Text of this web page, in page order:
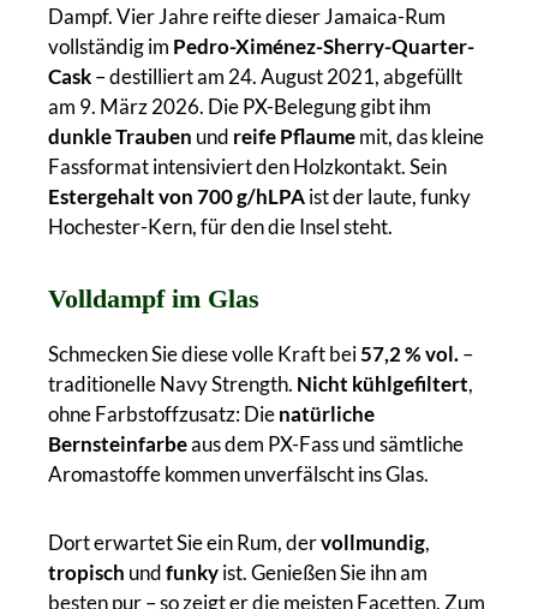
Dampf. Vier Jahre reifte dieser Jamaica-Rum
vollständig im Pedro-Ximénez-Sherry-Quarter-
Cask– destilliert am 24. August 2021, abgefüllt
am 9. März 2026. Die PX-Belegung gibt ihm
dunkle Trauben und reife Pflaumemit, das kleine
Fassformat intensiviert den Holzkontakt. Sein
Estergehalt von 700 g/hLPAist der laute, funky
Hochester-Kern, für den die Insel steht.
Volldampf im Glas
Schmecken Sie diese volle Kraft bei57,2 % vol.–
traditionelle Navy Strength. Nicht kühlgefiltert,
ohne Farbstoffzusatz: Dienatürliche
Bernsteinfarbeaus dem PX-Fass und sämtliche
Aromastoffe kommen unverfälscht ins Glas.
Dort erwartet Sie ein Rum, dervollmundig,
tropisch undfunkyist. Genießen Sie ihn am
besten pur – so zeigt er die meisten Facetten. Zum